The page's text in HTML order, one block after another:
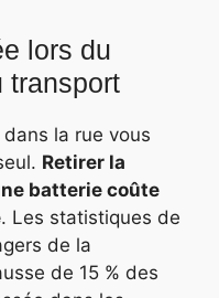
lors du
transport
la rue vous
Retirer la
batterie coûte
. Les statistiques de
de la
de 15 % des